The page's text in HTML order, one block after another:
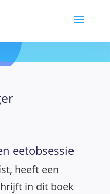
eetobsessie
heeft een
in dit boek